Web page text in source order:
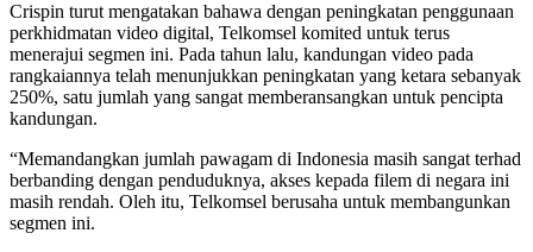
Crispin turut mengatakan bahawa dengan peningkatan penggunaan
perkhidmatan video digital, Telkomsel komited untuk terus
menerajui segmen ini. Pada tahun lalu, kandungan video pada
rangkaiannya telah menunjukkan peningkatan yang ketara sebanyak
250%, satu jumlah yang sangat memberansangkan untuk pencipta
kandungan.
“Memandangkan jumlah pawagam di Indonesia masih sangat terhad
berbanding dengan penduduknya, akses kepada filem di negara ini
masih rendah. Oleh itu, Telkomsel berusaha untuk membangunkan
segmen ini.